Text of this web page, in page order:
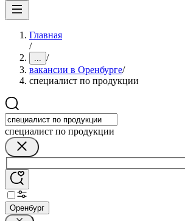
Главная
/
... /
вакансии в Оренбурге/
специалист по продукции
специалист по продукции
Оренбург